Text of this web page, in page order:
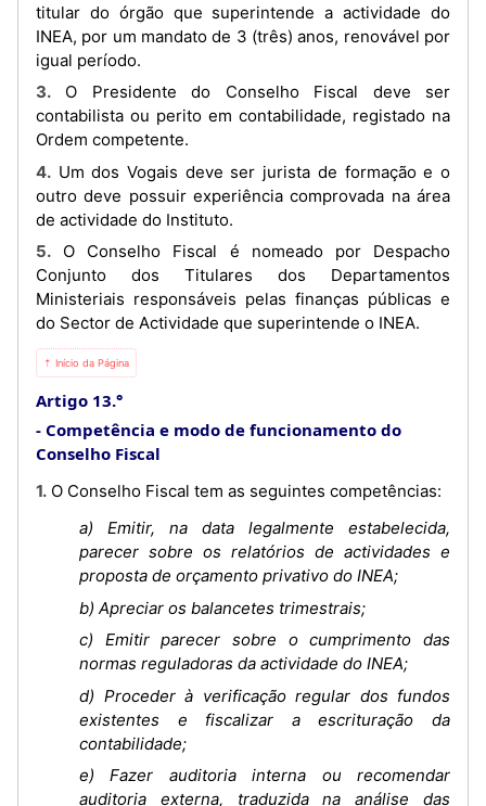
titular do órgão que superintende a actividade do
INEA, por um mandato de 3 (três) anos, renovável por
igual período.
3. O Presidente do Conselho Fiscal deve ser
contabilista ou perito em contabilidade, registado na
Ordem competente.
4. Um dos Vogais deve ser jurista de formação e o
outro deve possuir experiência comprovada na área
de actividade do Instituto.
5. O Conselho Fiscal é nomeado por Despacho
Conjunto dos Titulares dos Departamentos
Ministeriais responsáveis pelas finanças públicas e
do Sector de Actividade que superintende o INEA.
⇡ Início da Página
Artigo 13.°
Competência e modo de funcionamento do
Conselho Fiscal
1. O Conselho Fiscal tem as seguintes competências:
a) Emitir, na data legalmente estabelecida,
parecer sobre os relatórios de actividades e
proposta de orçamento privativo do INEA;
b) Apreciar os balancetes trimestrais;
c) Emitir parecer sobre o cumprimento das
normas reguladoras da actividade do INEA;
d) Proceder à verificação regular dos fundos
existentes e fiscalizar a escrituração da
contabilidade;
e) Fazer auditoria interna ou recomendar
auditoria externa, traduzida na análise das